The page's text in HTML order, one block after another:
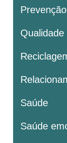
Saúde
Saúde